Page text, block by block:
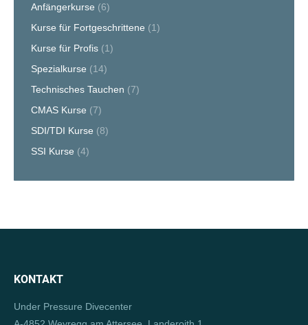
Anfängerkurse (6)
Kurse für Fortgeschrittene (1)
Kurse für Profis (1)
Spezialkurse (14)
Technisches Tauchen (7)
CMAS Kurse (7)
SDI/TDI Kurse (8)
SSI Kurse (4)
KONTAKT
Under Pressure Divecenter